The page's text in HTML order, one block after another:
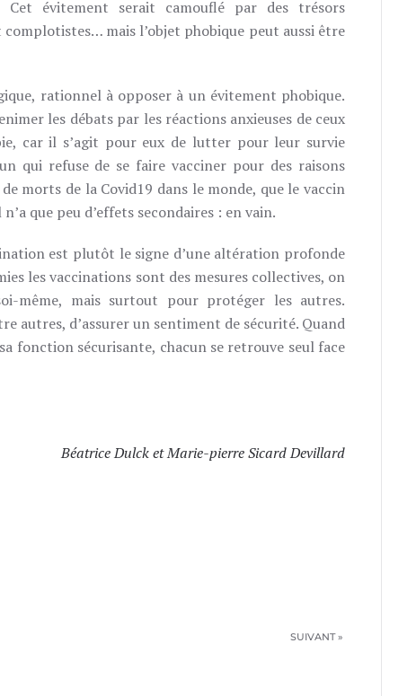
évitement serait camouflé par des trésors
mais l’objet phobique peut aussi être
rationnel à opposer à un évitement phobique.
les débats par les réactions anxieuses de ceux
car il s’agit pour eux de lutter pour leur survie
qui refuse de se faire vacciner pour des raisons
morts de la Covid19 dans le monde, que le vaccin
que peu d’effets secondaires : en vain.
est plutôt le signe d’une altération profonde
les vaccinations sont des mesures collectives, on
même, mais surtout pour protéger les autres.
autres, d’assurer un sentiment de sécurité. Quand
fonction sécurisante, chacun se retrouve seul face
Béatrice Dulck et Marie-pierre Sicard Devillard
SUIVANT »